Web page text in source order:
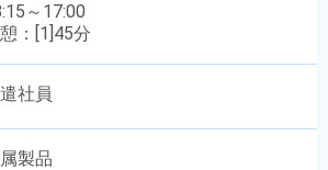
～17:00
：[1]45分
社員
製品